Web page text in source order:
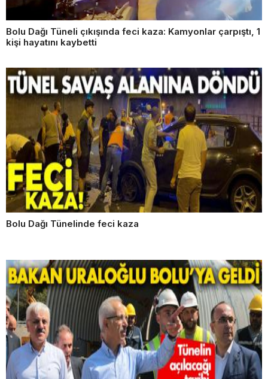
Bolu Dağı Tüneli çıkışında feci kaza: Kamyonlar çarpıştı, 1
kişi hayatını kaybetti
Bolu Dağı Tünelinde feci kaza